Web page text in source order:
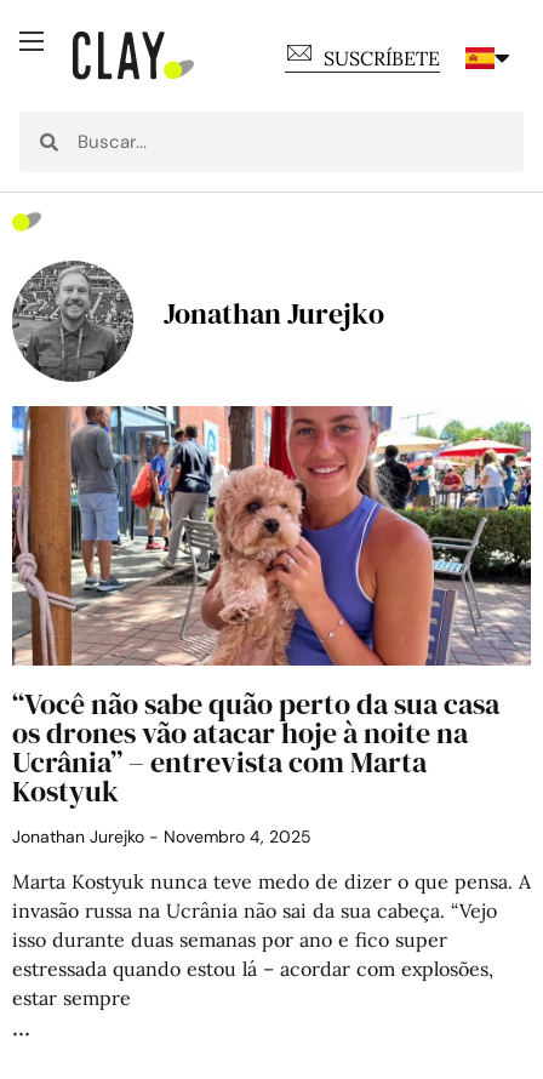
SUSCRÍBETE
Jonathan Jurejko
“Você não sabe quão perto da sua casa
os drones vão atacar hoje à noite na
Ucrânia” – entrevista com Marta
Kostyuk
Jonathan Jurejko Novembro 4, 2025
Marta Kostyuk nunca teve medo de dizer o que pensa. A
invasão russa na Ucrânia não sai da sua cabeça. “Vejo
isso durante duas semanas por ano e fico super
estressada quando estou lá – acordar com explosões,
estar sempre